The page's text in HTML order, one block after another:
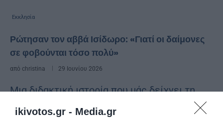
ikivotos.gr - Media.gr
Εκκλησία
Ρώτησαν τον αββά Ισίδωρο: «Γιατί οι δαίμονες
σε φοβούνται τόσο πολύ»
από christina 29 Ιουνίου 2026
Μια διδακτική ιστορία που μάς δείχνει τη
βαρύτητα του πάθους της οργής.